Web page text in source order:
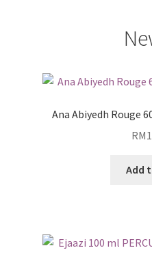
Ana Abiyedh Rouge
RM
Add